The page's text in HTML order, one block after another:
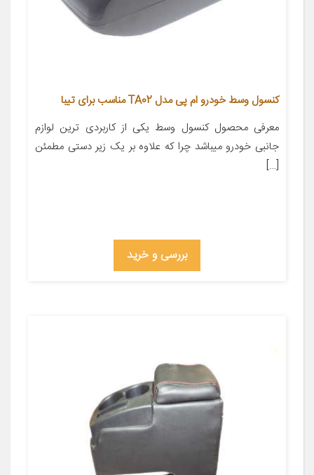
کنسول وسط خودرو ام پی مدل TA02 مناسب برای تیبا
معرفی محصول کنسول وسط یکی از کاربردی ترین لوازم
جانبی خودرو میباشد چرا که علاوه بر یک زیر دستی مطمئن
[…]
بررسی و خرید